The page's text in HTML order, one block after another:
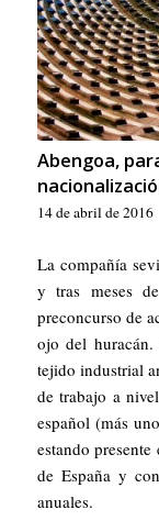
Abengoa,
14 de abril de 2016
La compañía
y tras meses
preconcurso de
ojo del
tejido industrial
de trabajo a
español (más
estando
de España y
anuales.